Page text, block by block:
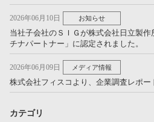
2026年06月10日 お知らせ
当社子会社のＳＩＧが株式会社日立製
チナパートナー」に認定されました。
2026年06月09日 メディア情報
株式会社フィスコより、企業調査レポー
カテゴリ